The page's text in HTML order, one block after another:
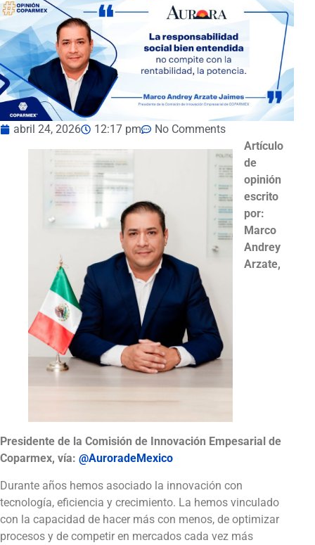
abril 24, 2026 12:17 pm
No Comments
Artículo
de
opinión
escrito
por:
Marco
Andrey
Arzate,
Presidente de la Comisión de Innovación Empesarial de
Coparmex, vía: @AuroradeMexico
Durante años hemos asociado la innovación con
tecnología, eficiencia y crecimiento. La hemos vinculado
con la capacidad de hacer más con menos, de optimizar
procesos y de competir en mercados cada vez más